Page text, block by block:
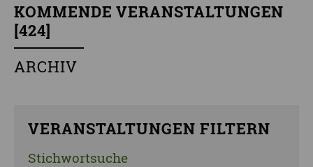
KOMMENDE VERANSTALTUNGEN
[424]
ARCHIV
VERANSTALTUNGEN FILTERN
Stichwortsuche